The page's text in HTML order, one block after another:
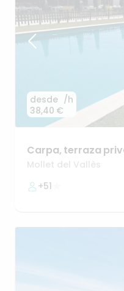
desde
38,40 €
/h
Carpa​,​ terraza
padel y piscina
Mollet del Vallès
+51